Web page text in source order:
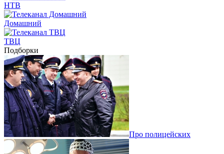
НТВ
Домашний
ТВЦ
Подборки
Про полицейских